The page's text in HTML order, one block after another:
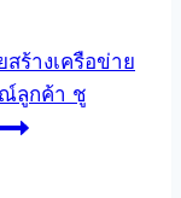
ร้างเครือข่าย
ลูกค้า ชู